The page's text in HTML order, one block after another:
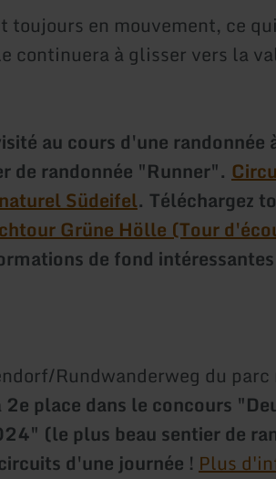
toujours en mouvement, ce
à glisser vers la
au cours d'une randonnée
de randonnée "Runner".
Südeifel. Téléchargez
Grüne Hölle (Tour
de fond
Rundwanderweg du
2e place dans le concours
(le plus beau sentier de
d'une journée ! Plus